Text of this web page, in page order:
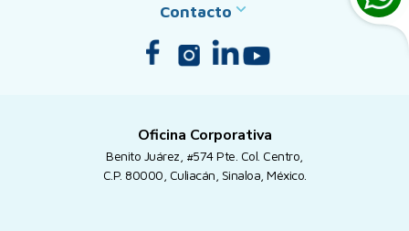
Contacto
Oficina Corporativa
Benito Juárez, #574 Pte. Col. Centro,
C.P. 80000, Culiacán, Sinaloa, México.